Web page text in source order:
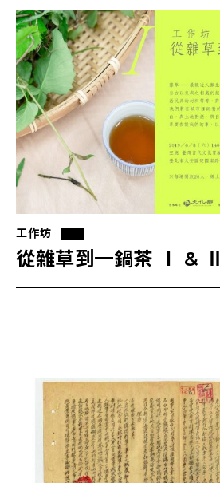
工作坊
從雜草到一鍋茶 Ⅰ & Ⅱ